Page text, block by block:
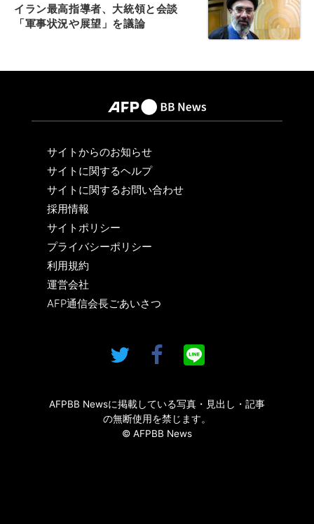
イラン最高指導者、大統領と会談
「軍事状況や展望」を議論
サイトからのお知らせ
サイトに関するヘルプ
サイトに関するお問い合わせ
採用情報
サイトポリシー
プライバシーポリシー
利用規約
運営会社
AFP通信会長ごあいさつ
AFPBB Newsに掲載している写真・見出し・記事
の無断使用を禁じます。
© AFPBB News